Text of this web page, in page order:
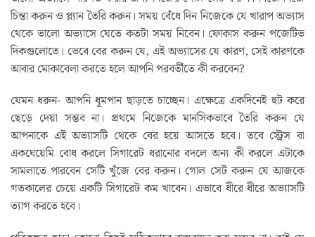
চিন্তা করুন ও প্ল্যান তৈরি করুন। সময় বেঁধে দিন নিজেকে যে খারাপ অভ্যাস
থেকে ভালো অভ্যাসে যেতে কতটা সময় নিবেন। ফোকাস করুন পজেটিভ
দিকগুলোতে। ভেবে বের করুন যে, এই অভ্যাসের যে কারণ, সেই কারণকে
আবার মোকাবেলা করতে হলে আপনি পরবর্তীতে কী করবেন?
যেমন ধরুন- আপনি ধূমপান ছাড়তে চাচ্ছেন। এক্ষেত্রে একদিনেই হুট করে
ছেড়ে দেয়া সম্ভব না। প্রথমে নিজেকে মানসিকভাবে তৈরি করুন যে
আপনাকে এই অভ্যাসটি থেকে বের হয়ে আসতে হবে। তবে স্ট্রেস বা
একঘেয়েমি বোধ করলে সিগারেট ধরানোর বদলে অন্য কী করলে এটাকে
সামলাতে পারবেন সেটি খুঁজে বের করুন। গোল সেট করুন যে আজকে
গতকালের চেয়ে একটি সিগারেট কম খাবেন। এভাবে ধীরে ধীরে অভ্যাসটি
ত্যাগ করতে হবে।